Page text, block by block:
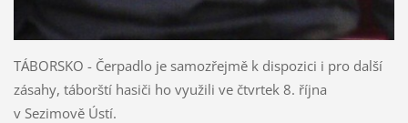
TÁBORSKO - Čerpadlo je samozřejmě k dispozici i pro další
zásahy, táborští hasiči ho využili ve čtvrtek 8. října
v Sezimově Ústí.